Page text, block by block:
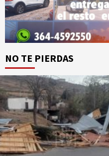
NO TE PIERDAS